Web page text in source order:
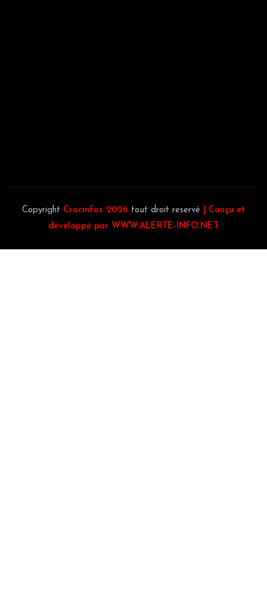
Copyright Crocinfos 2026 tout droit reservé
| Conçu et
développé par WWW.ALERTE-INFO.NET